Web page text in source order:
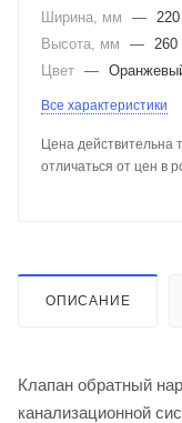
Ширина, мм
— 220
Высота, мм
— 260
Цвет —
Все характеристики
Цена действительна
отличаться от цен в
ОПИСАНИЕ
Клапан обратный
канализационной